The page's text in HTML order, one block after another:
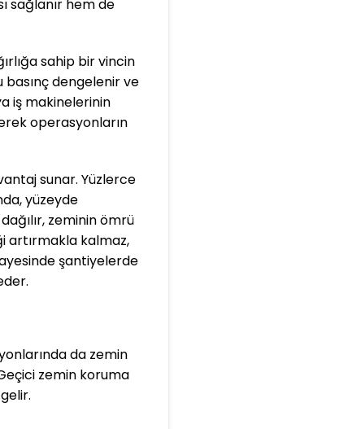
sağlanır hem de
sahip bir vincin
basınç dengelenir ve
iş makinelerinin
operasyonların
sunar. Yüzlerce
yüzeyde
zeminin ömrü
artırmakla kalmaz,
şantiyelerde
da zemin
zemin koruma